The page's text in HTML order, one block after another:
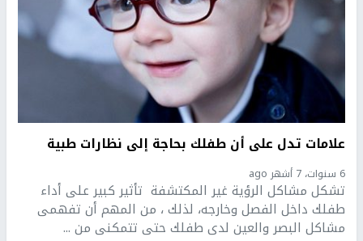
علامات تدل على أن طفلك بحاجة إلى نظارات طبية
6 سنوات، 7 أشهر ago
تشكل مشاكل الرؤية غير المكتشفة تأثير كبير على أداء
طفلك داخل الفصل وخارجه، لذلك ، من المهم أن تفهمى
مشاكل البصر والعين لدى طفلك حتى تتمكنى من ...